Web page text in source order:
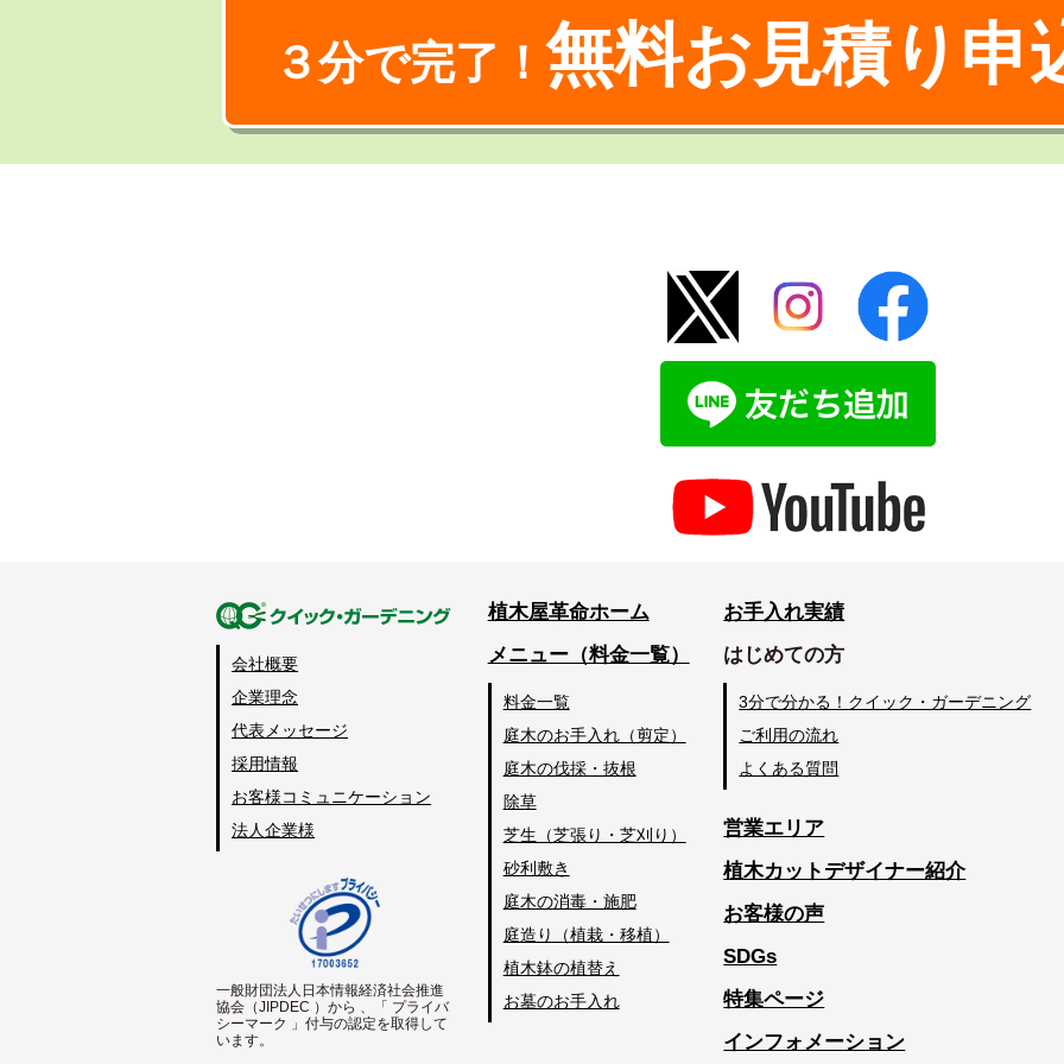
３分で完了！ 無料お見積り申
会社概要
企業理念
代表メッセージ
採用情報
お客様コミュニケーション
法人企業様
一般財団法人日本情報経済社会推進
協会（JIPDEC ）から 、「 プライバ
シーマーク 」付与の認定を取得して
います。
植木屋革命ホーム
メニュー（料金一覧）
料金一覧
庭木のお手入れ（剪定）
庭木の伐採・抜根
除草
芝生（芝張り・芝刈り）
砂利敷き
庭木の消毒・施肥
庭造り（植栽・移植）
植木鉢の植替え
お墓のお手入れ
お手入れ実績
はじめての方
3分で分かる！クイック・ガーデニング
ご利用の流れ
よくある質問
営業エリア
植木カットデザイナー紹介
お客様の声
SDGs
特集ページ
インフォメーション